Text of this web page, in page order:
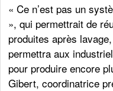
« Ce n’est pas un
», qui permettrait de
produites après
permettra aux
pour produire encore
Gibert, coordinatrice